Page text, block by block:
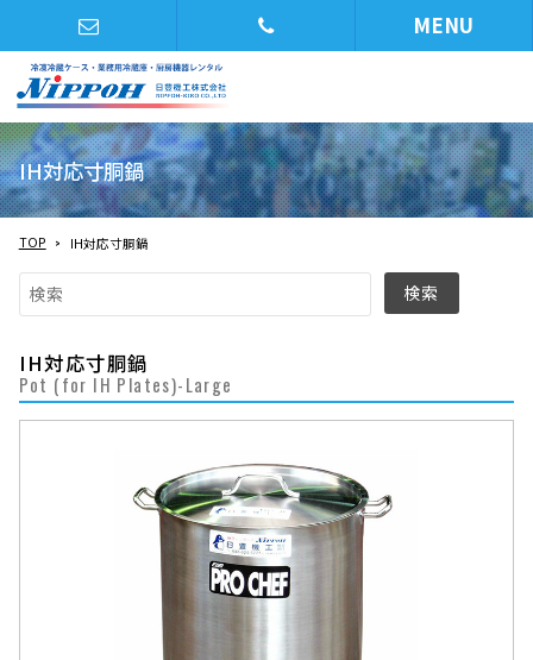
MENU
IH対応寸胴鍋
TOP IH対応寸胴鍋
IH対応寸胴鍋
Pot (for IH Plates)-Large